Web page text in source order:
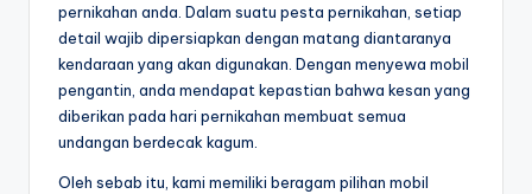
pernikahan anda. Dalam suatu pesta pernikahan, setiap
detail wajib dipersiapkan dengan matang diantaranya
kendaraan yang akan digunakan. Dengan menyewa mobil
pengantin, anda mendapat kepastian bahwa kesan yang
diberikan pada hari pernikahan membuat semua
undangan berdecak kagum.
Oleh sebab itu, kami memiliki beragam pilihan mobil